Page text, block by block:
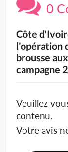
0
Côte
l'opération
brousse
campagne
Veuillez
contenu.
Votre avis